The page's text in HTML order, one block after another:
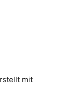
mit